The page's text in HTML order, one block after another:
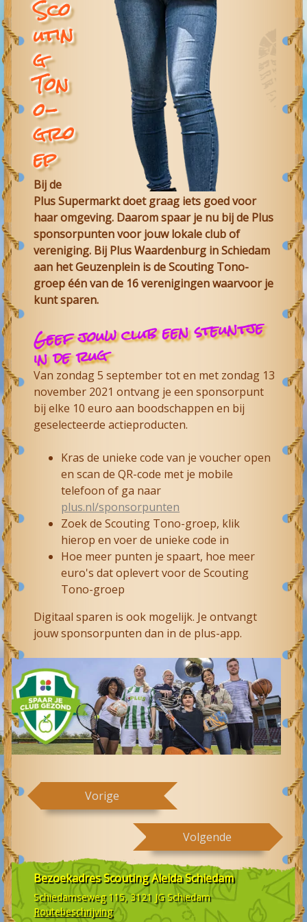
Sco
utin
g
Ton
o-
gro
ep
Bij de
Plus Supermarkt doet graag iets goed voor
haar omgeving. Daarom spaar je nu bij de Plus
sponsorpunten voor jouw lokale club of
vereniging. Bij Plus Waardenburg in Schiedam
aan het Geuzenplein is de Scouting Tono-
groep één van de 16 verenigingen waarvoor je
kunt sparen.
Geef jouw club een steuntje
in de rug
Van zondag 5 september tot en met zondag 13
november 2021 ontvang je een sponsorpunt
bij elke 10 euro aan boodschappen en bij
geselecteerde actieproducten.
Kras de unieke code van je voucher open
en scan de QR-code met je mobile
telefoon of ga naar
plus.nl/sponsorpunten
Zoek de Scouting Tono-groep, klik
hierop en voer de unieke code in
Hoe meer punten je spaart, hoe meer
euro's dat oplevert voor de Scouting
Tono-groep
Digitaal sparen is ook mogelijk. Je ontvangt
jouw sponsorpunten dan in de plus-app.
Vorige
Volgende
BezoekadresScouting Aleida Schiedam
Schiedamseweg 115, 3121 JG Schiedam
Routebeschrijving